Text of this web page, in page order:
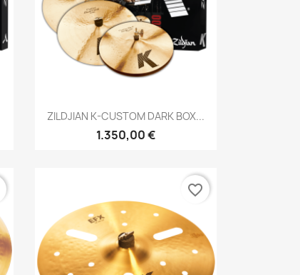
Brzi pregled
ZILDJIAN K-CUSTOM DARK BOX...
1.350,00 €
favorite_border